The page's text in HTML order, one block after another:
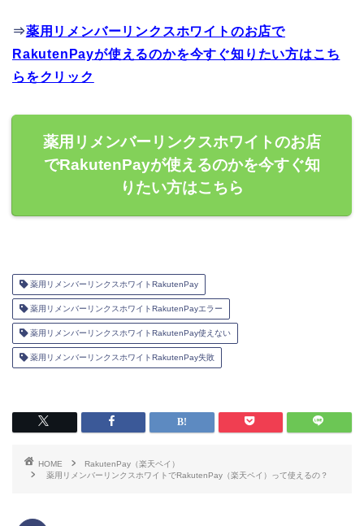
⇒薬用リメンバーリンクスホワイトのお店で
RakutenPayが使えるのかを今すぐ知りたい方はこち
らをクリック
薬用リメンバーリンクスホワイトのお店
でRakutenPayが使えるのかを今すぐ知
りたい方はこちら
薬用リメンバーリンクスホワイトRakutenPay
薬用リメンバーリンクスホワイトRakutenPayエラー
薬用リメンバーリンクスホワイトRakutenPay使えない
薬用リメンバーリンクスホワイトRakutenPay失敗
HOME
RakutenPay（楽天ペイ）
薬用リメンバーリンクスホワイトでRakutenPay（楽天ペイ）って使えるの？